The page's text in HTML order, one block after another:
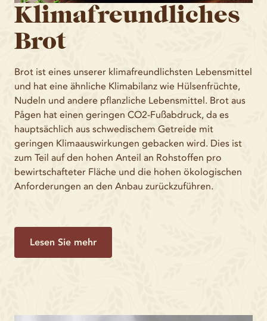
Klimafreundliches
Brot
Brot ist eines unserer klimafreundlichsten Lebensmittel
und hat eine ähnliche Klimabilanz wie Hülsenfrüchte,
Nudeln und andere pflanzliche Lebensmittel. Brot aus
Pågen hat einen geringen CO2-Fußabdruck, da es
hauptsächlich aus schwedischem Getreide mit
geringen Klimaauswirkungen gebacken wird. Dies ist
zum Teil auf den hohen Anteil an Rohstoffen pro
bewirtschafteter Fläche und die hohen ökologischen
Anforderungen an den Anbau zurückzuführen.
Lesen Sie mehr